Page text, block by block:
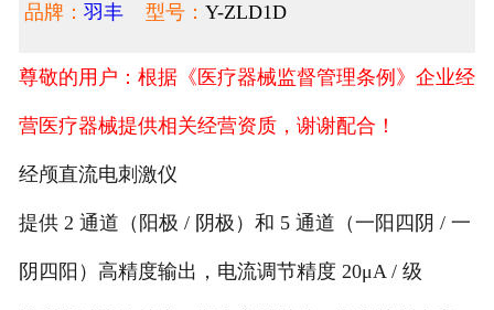
品牌： 羽丰 型号： Y-ZLD1D
尊敬的用户：根据《医疗器械监督管理条例》企业经
营医疗器械提供相关经营资质，谢谢配合！
经颅直流电刺激仪
提供 2 通道（阳极 / 阴极）和 5 通道（一阳四阴 / 一
阴四阳）高精度输出，电流调节精度 20μA / 级